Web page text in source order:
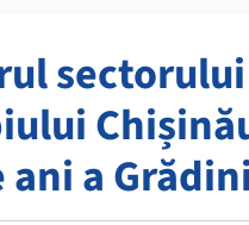
ani a